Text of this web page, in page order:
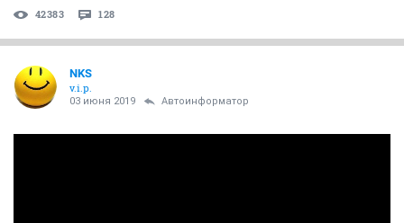
42383 128
NKS
v.i.p.
03 июня 2019 Автоинформатор